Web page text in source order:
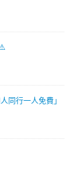
同行一人免費」